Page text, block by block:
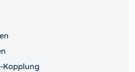
Kopplung